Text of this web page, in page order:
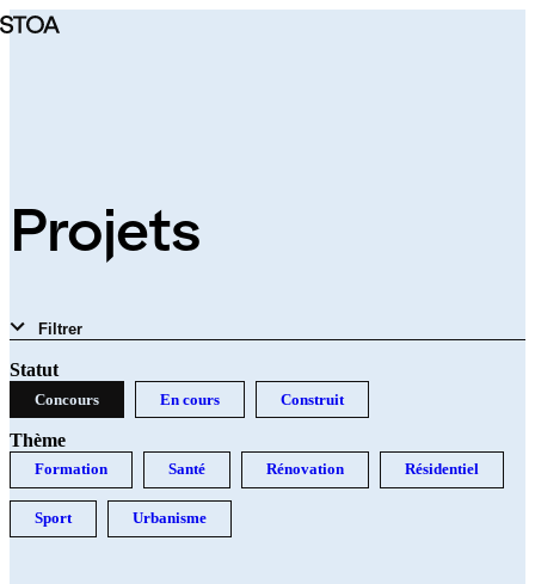
Aller
Projets
Filtrer
Statut
Concours En cours Construit
Thème
Formation Santé Rénovation Résidentiel
Sport Urbanisme